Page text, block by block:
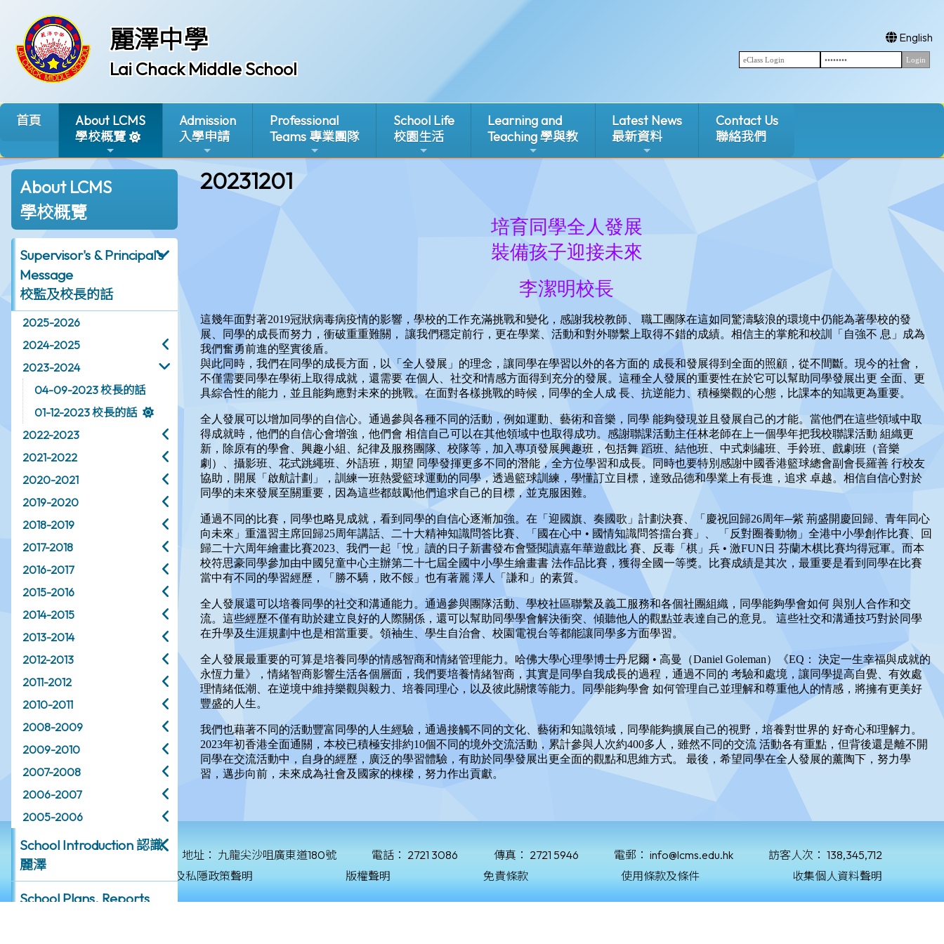
麗澤中學
Lai Chack Middle School
English
首頁
About LCMS
學校概覽
Admission
入學申請
Professional
Teams 專業團隊
School Life
校園生活
Learning and
Teaching 學與教
Latest News
最新資料
Contact Us
聯絡我們
About LCMS
學校概覽
Supervisor's & Principal's
Message
校監及校長的話
2025-2026
2024-2025
2023-2024
04-09-2023 校長的話
01-12-2023 校長的話
2022-2023
2021-2022
2020-2021
2019-2020
2018-2019
2017-2018
2016-2017
2015-2016
2014-2015
2013-2014
2012-2013
2011-2012
2010-2011
2008-2009
2009-2010
2007-2008
2006-2007
2005-2006
School Introduction 認識
麗澤
School Plans, Reports
20231201
© 2026 版權所有 地址： 九龍尖沙咀廣東道180號 電話： 2721 3086 傳真： 2721 5946 電郵： info@lcms.edu.hk 訪客人次： 138,345,712
保障個人資料私隱政策及私隱政策聲明
版權聲明 免責條款 使用條款及條件 收集個人資料聲明